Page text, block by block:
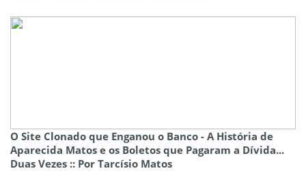
O Site Clonado que Enganou o Banco - A História de
Aparecida Matos e os Boletos que Pagaram a Dívida...
Duas Vezes :: Por Tarcísio Matos